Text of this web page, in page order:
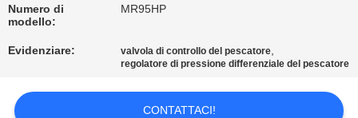
NOTIZIE
CHIEDI UN
PREVENTIVO
Numero di
modello:
MR95HP
Evidenziare: valvola di controllo del pescatore,
regolatore di pressione differenziale del pescatore
CONTATTACI!